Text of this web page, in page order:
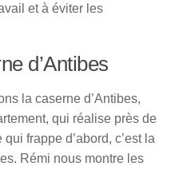
et à éviter les
d’Antibes
la caserne d’Antibes,
qui réalise près de
frappe d’abord, c’est la
Rémi nous montre les